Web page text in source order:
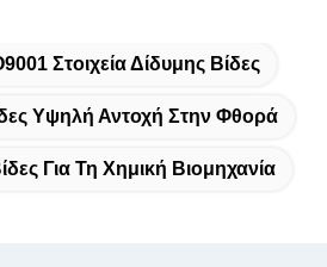
Στοιχεία Δίδυμης Βίδες
Υψηλή Αντοχή Στην Φθορά
Για Τη Χημική Βιομηχανία